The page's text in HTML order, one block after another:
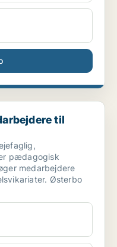
faste stilling...
til
pædagogisk
medarbejdere
Østerbo